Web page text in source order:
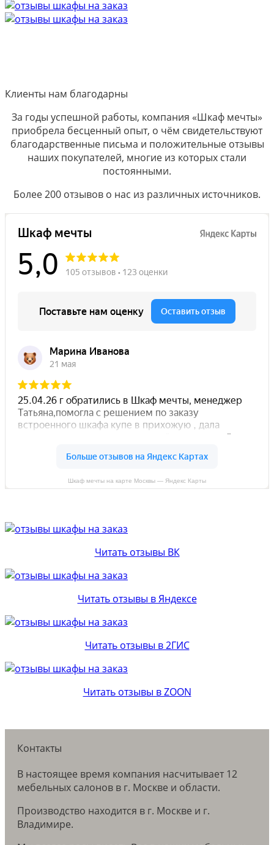
Клиенты нам благодарны
За годы успешной работы, компания «Шкаф мечты»
приобрела бесценный опыт, о чём свидетельствуют
благодарственные письма и положительные отзывы
наших покупателей, многие из которых стали
постоянными.
Более 200 отзывов о нас из различных источников.
Шкаф мечты на карте Москвы — Яндекс Карты
Читать отзывы ВК
Читать отзывы в Яндексе
Читать отзывы в 2ГИС
Читать отзывы в ZOON
Контакты
В настоящее время компания насчитывает 12
мебельных салонов в г. Москве и области.
Производство находится в г. Москве и г.
Владимире.